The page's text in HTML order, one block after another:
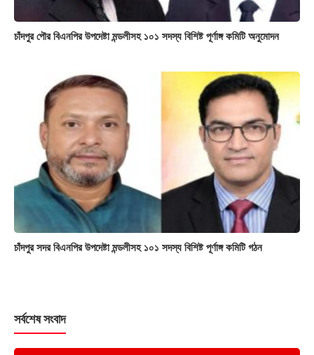
চাঁদপুর পৌর বিএনপির উপদেষ্টা মন্ডলীসহ ১০১ সদস্য বিশিষ্ট পূর্ণাঙ্গ কমিটি অনুমোদন
চাঁদপুর সদর বিএনপির উপদেষ্টা মন্ডলীসহ ১০১ সদস্য বিশিষ্ট পূর্ণাঙ্গ কমিটি গঠন
সর্বশেষ সংবাদ